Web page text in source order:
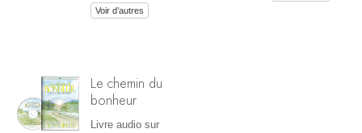
Voir d’autres
Le chemin du
bonheur
Livre audio sur